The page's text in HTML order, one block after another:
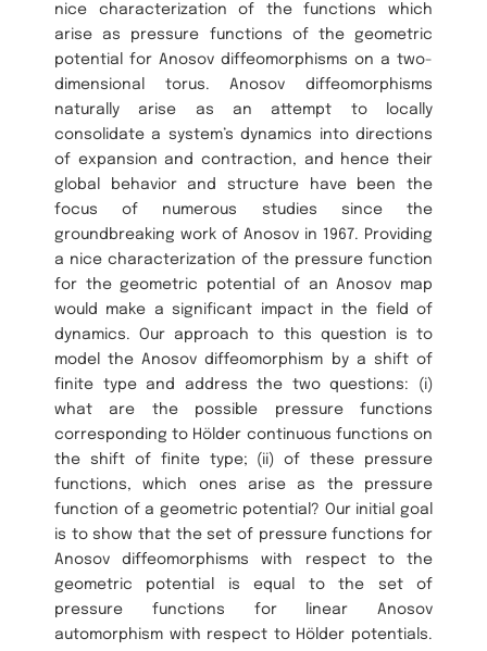
nice characterization of the functions which
arise as pressure functions of the geometric
potential for Anosov diffeomorphisms on a two-
dimensional torus. Anosov diffeomorphisms
naturally arise as an attempt to locally
consolidate a system’s dynamics into directions
of expansion and contraction, and hence their
global behavior and structure have been the
focus of numerous studies since the
groundbreaking work of Anosov in 1967. Providing
a nice characterization of the pressure function
for the geometric potential of an Anosov map
would make a significant impact in the field of
dynamics. Our approach to this question is to
model the Anosov diffeomorphism by a shift of
finite type and address the two questions: (i)
what are the possible pressure functions
corresponding to Hölder continuous functions on
the shift of finite type; (ii) of these pressure
functions, which ones arise as the pressure
function of a geometric potential? Our initial goal
is to show that the set of pressure functions for
Anosov diffeomorphisms with respect to the
geometric potential is equal to the set of
pressure functions for linear Anosov
automorphism with respect to Hölder potentials.